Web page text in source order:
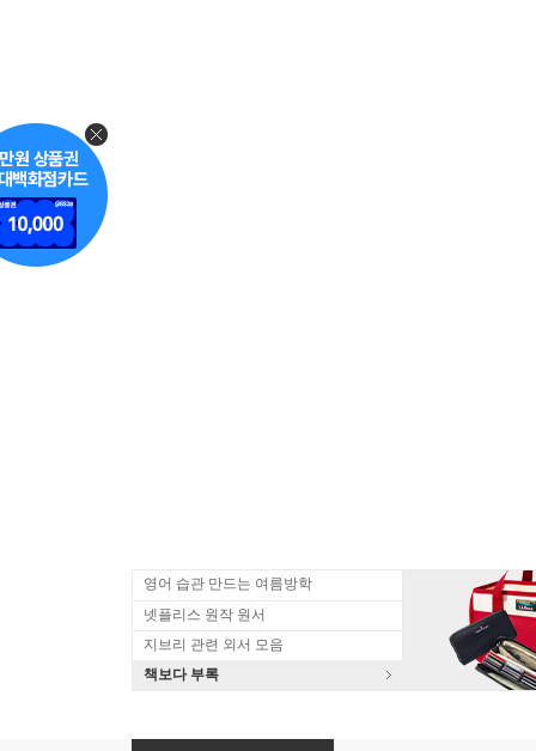
영어 습관 만드는 여름방학
넷플리스 원작 원서
지브리 관련 외서 모음
책보다 부록